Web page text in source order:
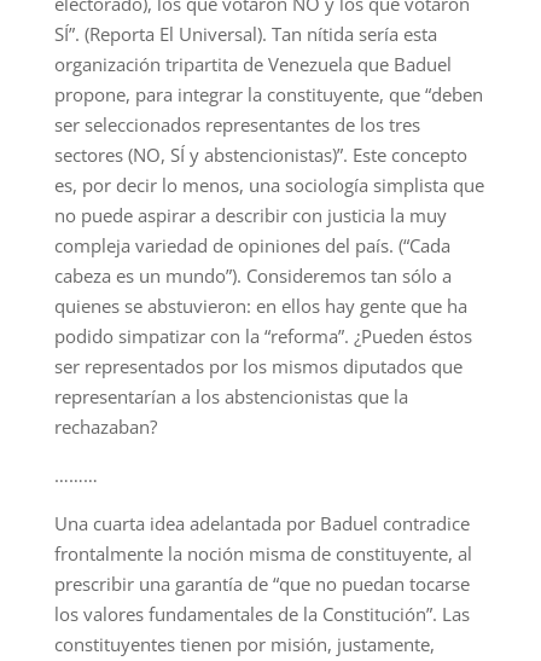
SÍ”. (Reporta El Universal). Tan nítida sería esta
organización tripartita de Venezuela que Baduel
propone, para integrar la constituyente, que “deben
ser seleccionados representantes de los tres
sectores (NO, SÍ y abstencionistas)”. Este concepto
es, por decir lo menos, una sociología simplista que
no puede aspirar a describir con justicia la muy
compleja variedad de opiniones del país. (“Cada
cabeza es un mundo”). Consideremos tan sólo a
quienes se abstuvieron: en ellos hay gente que ha
podido simpatizar con la “reforma”. ¿Pueden éstos
ser representados por los mismos diputados que
representarían a los abstencionistas que la
rechazaban?
………
Una cuarta idea adelantada por Baduel contradice
frontalmente la noción misma de constituyente, al
prescribir una garantía de “que no puedan tocarse
los valores fundamentales de la Constitución”. Las
constituyentes tienen por misión, justamente,